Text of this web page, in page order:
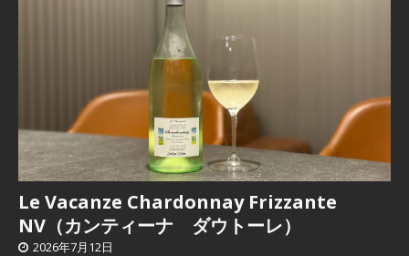
Le Vacanze Chardonnay Frizzante
NV（カンティーナ ダウトーレ）
2026年7月12日